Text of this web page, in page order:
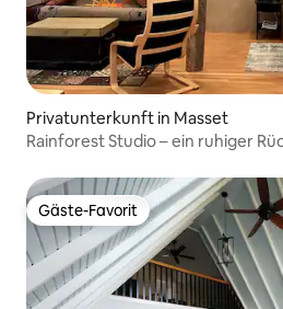
Privatunterkunft in Masset
Rainforest Studio – ein ruhiger
Gäste-Favorit
Gäste-Favorit